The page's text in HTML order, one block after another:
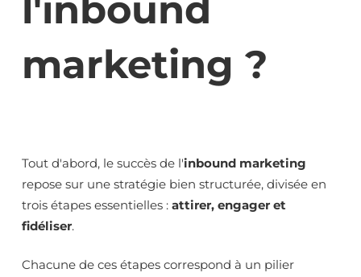
l'inbound
marketing ?
Tout d'abord, le succès de l'inbound marketing
repose sur une stratégie bien structurée, divisée en
trois étapes essentielles : attirer, engager et
fidéliser.
Chacune de ces étapes correspond à un pilier